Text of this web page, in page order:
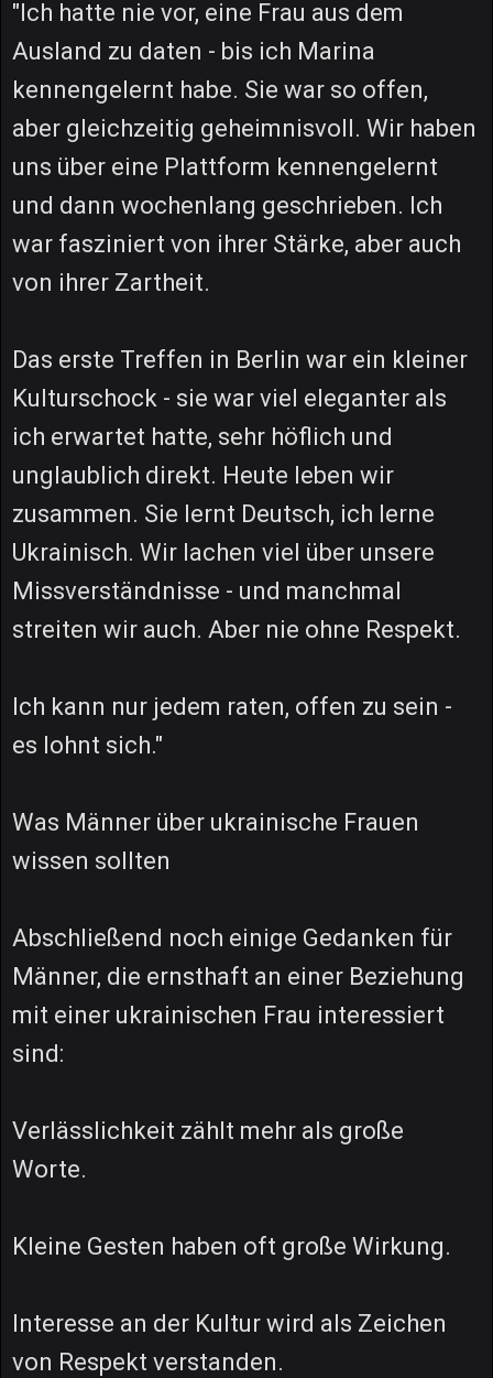
"Ich hatte nie vor, eine Frau aus dem
Ausland zu daten - bis ich Marina
kennengelernt habe. Sie war so offen,
aber gleichzeitig geheimnisvoll. Wir haben
uns über eine Plattform kennengelernt
und dann wochenlang geschrieben. Ich
war fasziniert von ihrer Stärke, aber auch
von ihrer Zartheit.
Das erste Treffen in Berlin war ein kleiner
Kulturschock - sie war viel eleganter als
ich erwartet hatte, sehr höflich und
unglaublich direkt. Heute leben wir
zusammen. Sie lernt Deutsch, ich lerne
Ukrainisch. Wir lachen viel über unsere
Missverständnisse - und manchmal
streiten wir auch. Aber nie ohne Respekt.
Ich kann nur jedem raten, offen zu sein -
es lohnt sich."
Was Männer über ukrainische Frauen
wissen sollten
Abschließend noch einige Gedanken für
Männer, die ernsthaft an einer Beziehung
mit einer ukrainischen Frau interessiert
sind:
Verlässlichkeit zählt mehr als große
Worte.
Kleine Gesten haben oft große Wirkung.
Interesse an der Kultur wird als Zeichen
von Respekt verstanden.